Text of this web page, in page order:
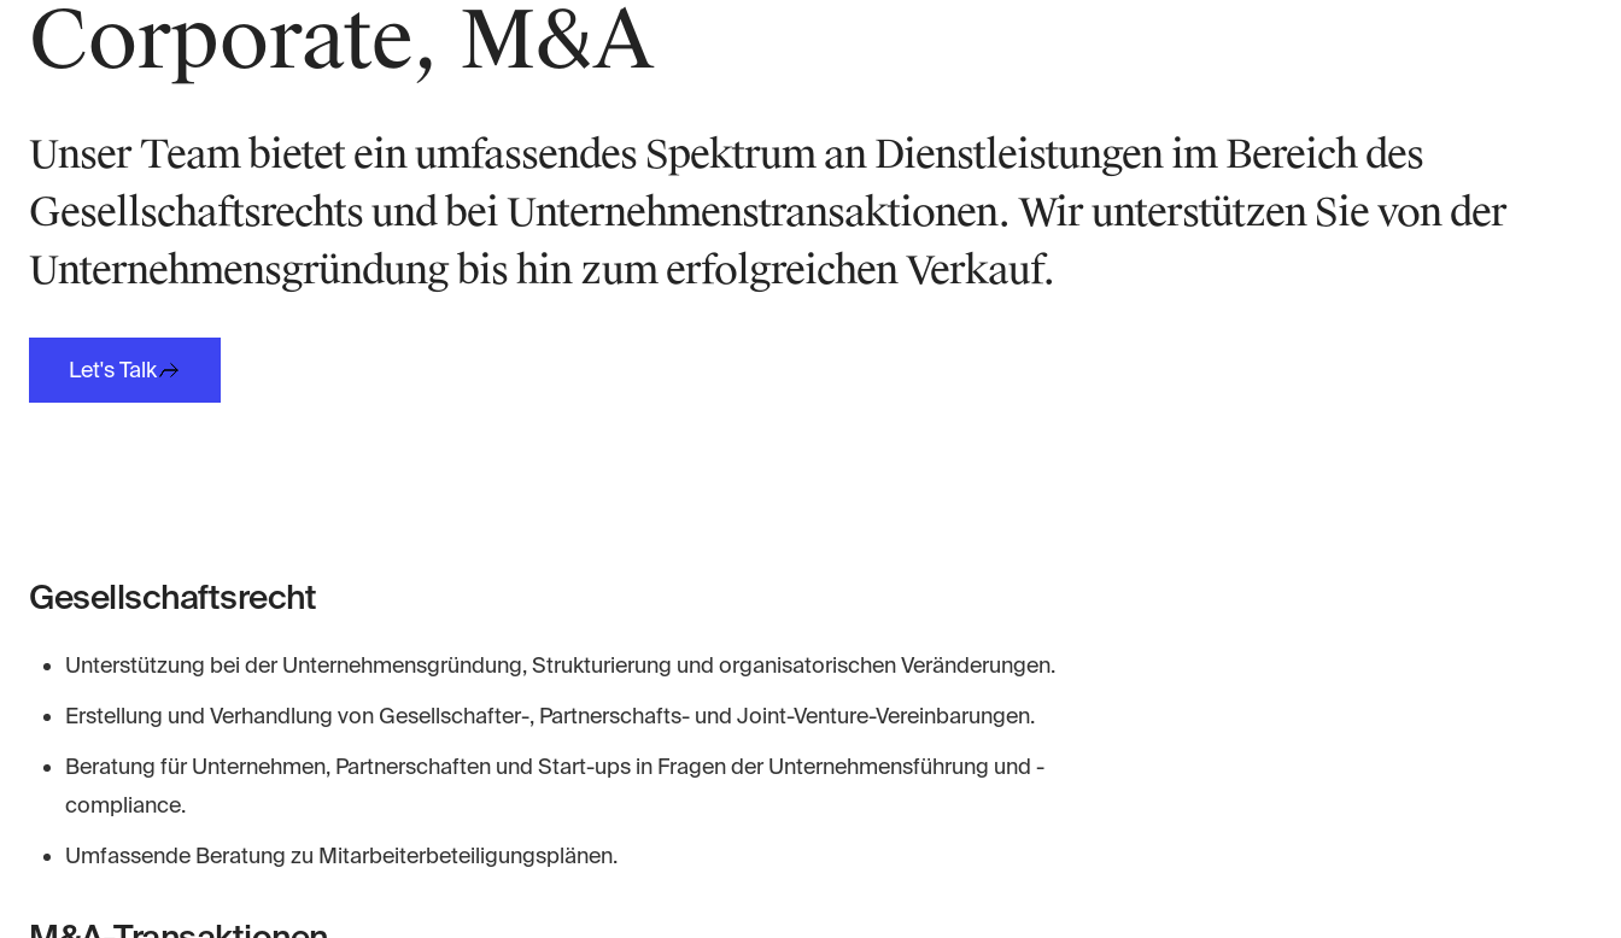
Corporate, M&A
Unser Team bietet ein umfassendes Spektrum an Dienstleistungen im Bereich des
Gesellschaftsrechts und bei Unternehmenstransaktionen. Wir unterstützen Sie von der
Unternehmensgründung bis hin zum erfolgreichen Verkauf.
Let's Talk
Gesellschaftsrecht
Unterstützung bei der Unternehmensgründung, Strukturierung und organisatorischen Veränderungen.
Erstellung und Verhandlung von Gesellschafter-, Partnerschafts- und Joint-Venture-Vereinbarungen.
Beratung für Unternehmen, Partnerschaften und Start-ups in Fragen der Unternehmensführung und -
compliance.
Umfassende Beratung zu Mitarbeiterbeteiligungsplänen.